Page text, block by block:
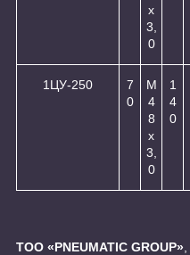
х
3,
0
1ЦУ-250
7
0
М
4
8
х
3,
0
1
4
0
ТОО «PNEUMATIC GROUP»